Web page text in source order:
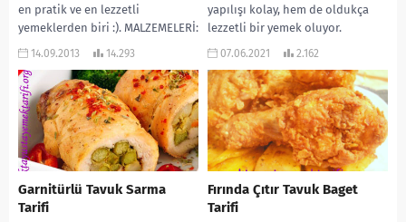
en pratik ve en lezzetli
yemeklerden biri :). MALZEMELERİ:
4 tane tavuk bonfile...
14.09.2013 14.293
yapılışı kolay, hem de oldukça
lezzetli bir yemek oluyor.
Özellikle de tavuk ve bezelye
07.06.2021 2.162
Garnitürlü Tavuk Sarma
Tarifi
Fırında Çıtır Tavuk Baget
Tarifi